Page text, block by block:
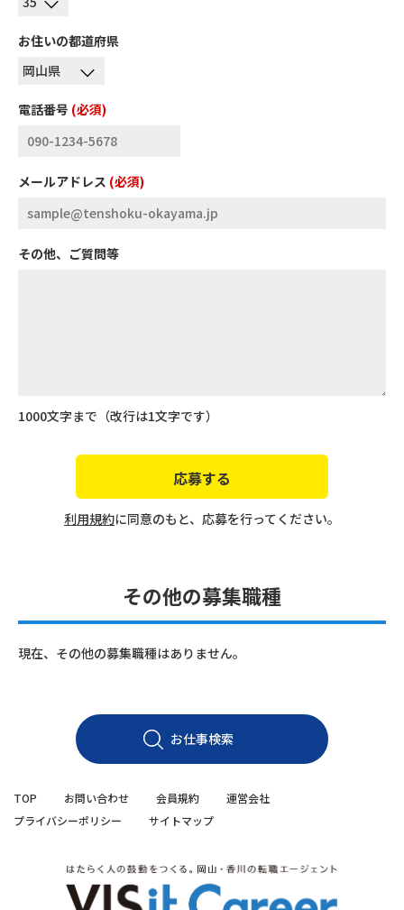
お住いの都道府県
電話番号 (必須)
メールアドレス (必須)
その他、ご質問等
1000文字まで（改行は1文字です）
利用規約に同意のもと、応募を行ってください。
その他の募集職種
現在、その他の募集職種はありません。
お仕事検索
TOP お問い合わせ 会員規約
運営会社
プライバシーポリシー
サイトマップ